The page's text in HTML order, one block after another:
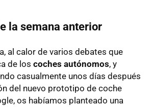
la semana anterior
al calor de varios debates que
de los coches autónomos, y
casualmente unos días después
del nuevo prototipo de coche
os habíamos planteado una